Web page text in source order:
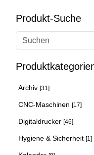
Produkt-Suche
Archiv [31]
CNC-Maschinen [17]
Digitaldrucker [46]
Hygiene & Sicherheit [1]